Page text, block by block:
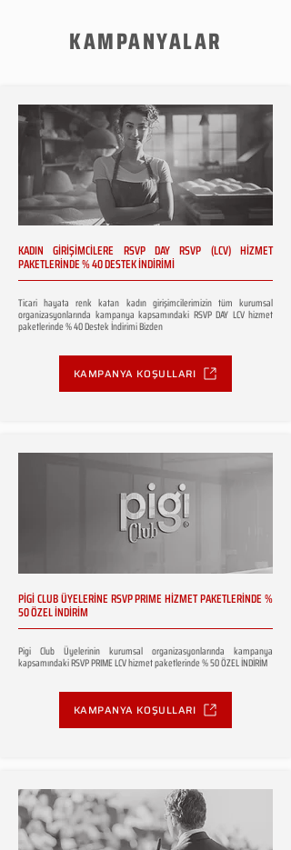
KAMPANYALAR
KADIN GİRİŞİMCİLERE RSVP DAY RSVP (LCV) HİZMET
PAKETLERİNDE % 40 DESTEK İNDİRİMİ
Ticari hayata renk katan kadın girişimcilerimizin tüm kurumsal
organizasyonlarında kampanya kapsamındaki RSVP DAY LCV hizmet
paketlerinde % 40 Destek İndirimi Bizden
KAMPANYA KOŞULLARI
PİGİ CLUB ÜYELERİNE RSVP PRIME HİZMET PAKETLERİNDE %
50 ÖZEL İNDİRİM
Pigi Club Üyelerinin kurumsal organizasyonlarında kampanya
kapsamındaki RSVP PRIME LCV hizmet paketlerinde % 50 ÖZEL İNDİRİM
KAMPANYA KOŞULLARI